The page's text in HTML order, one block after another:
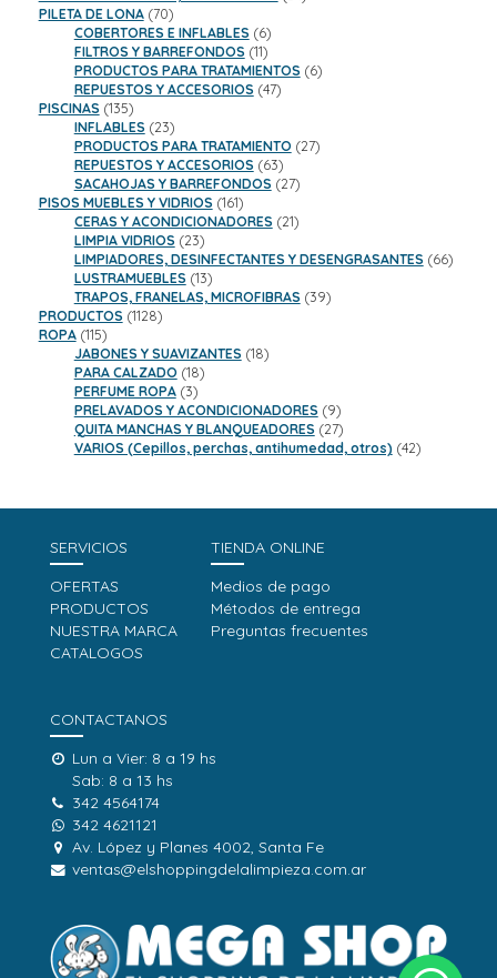
PILETA DE LONA 7070
productos
COBERTORES E INFLABLES 66
productos
FILTROS Y BARREFONDOS 1111
productos
PRODUCTOS PARA TRATAMIENTOS 66
REPUESTOS Y ACCESORIOS 4747
PISCINAS 135135
productos
INFLABLES 2323
productos
PRODUCTOS PARA TRATAMIENTO 2727
REPUESTOS Y ACCESORIOS 6363
productos
SACAHOJAS Y BARREFONDOS 2727
PISOS MUEBLES Y VIDRIOS 161161
productos
CERAS Y ACONDICIONADORES 2121
LIMPIA VIDRIOS 2323
productos
LIMPIADORES, DESINFECTANTES Y DESENGRASANTES 6666
LUSTRAMUEBLES 1313
productos
TRAPOS, FRANELAS, MICROFIBRAS 3939
PRODUCTOS 11281128
ROPA 115115
productos
JABONES Y SUAVIZANTES 1818
PARA CALZADO 1818
PERFUME ROPA 33
productos
PRELAVADOS Y ACONDICIONADORES 99
productos
QUITA MANCHAS Y BLANQUEADORES 2727
productos
VARIOS (Cepillos, perchas, antihumedad, otros) 4242
SERVICIOS
OFERTAS
PRODUCTOS
NUESTRA MARCA
CATALOGOS
TIENDA ONLINE
Medios de pago
Métodos de entrega
Preguntas frecuentes
CONTACTANOS
Lun a Vier: 8 a 19 hs
Sab: 8 a 13 hs
342 4564174
342 4621121
Av. López y Planes 4002, Santa Fe
ventas@elshoppingdelalimpieza.com.ar